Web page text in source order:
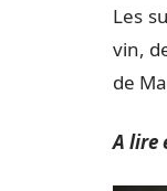
Les
vin,
de
A lire